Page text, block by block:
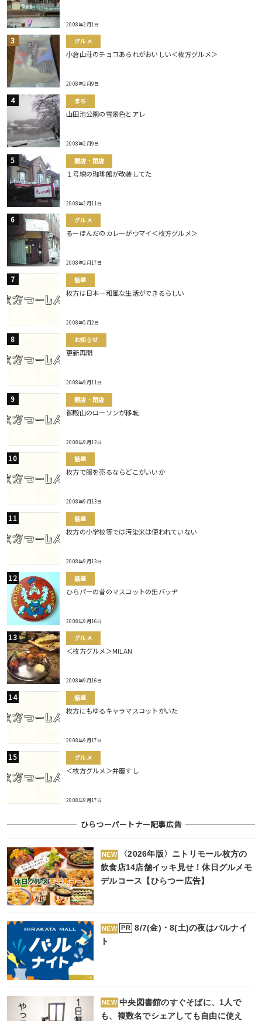
2008年2月1日
グルメ
小倉山荘のチョコあられがおいしい＜枚方グルメ＞
2008年2月9日
まち
山田池公園の雪景色とアレ
2008年2月9日
開店・閉店
１号線の珈琲館が改装してた
2008年2月11日
グルメ
るーほんだのカレーがウマイ＜枚方グルメ＞
2008年2月17日
話題
枚方は日本一和風な生活ができるらしい
2008年5月2日
お知らせ
更新再開
2008年9月11日
開店・閉店
御殿山のローソンが移転
2008年9月12日
話題
枚方で服を売るならどこがいいか
2008年9月13日
話題
枚方の小学校等では汚染米は使われていない
2008年9月13日
話題
ひらパーの昔のマスコットの缶バッヂ
2008年9月16日
グルメ
＜枚方グルメ＞MILAN
2008年9月16日
話題
枚方にもゆるキャラマスコットがいた
2008年9月17日
グルメ
＜枚方グルメ＞弁慶すし
2008年9月17日
ひらつーパートナー記事広告
NEW
〈2026年版〉ニトリモール枚方の
飲食店14店舗イッキ見せ！休日グルメモ
デルコース【ひらつー広告】
NEW PR
8/7(金)・8(土)の夜はバルナイ
ト
NEW 中央図書館のすぐそばに、1人で
も、複数名でシェアしても自由に使え